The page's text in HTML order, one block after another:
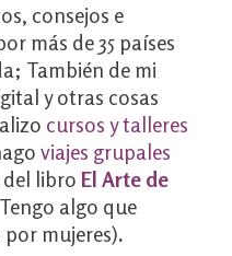
consejos e
más de 35 países
También de mi
y otras cosas
cursos y talleres
viajes grupales
del libro El Arte de
algo que
mujeres).